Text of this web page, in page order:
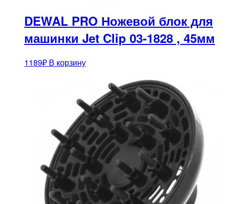
DEWAL PRO Ножевой блок для
машинки Jet Clip 03-1828 , 45мм
1189₽ В корзину